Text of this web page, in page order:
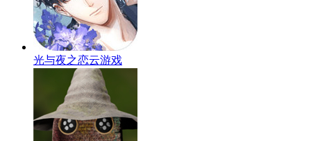
光与夜之恋云游戏